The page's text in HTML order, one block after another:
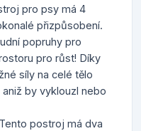
pro psy má 4
přizpůsobení.
popruhy pro
pro růst! Díky
síly na celé tělo
by vyklouzl nebo
postroj má dva